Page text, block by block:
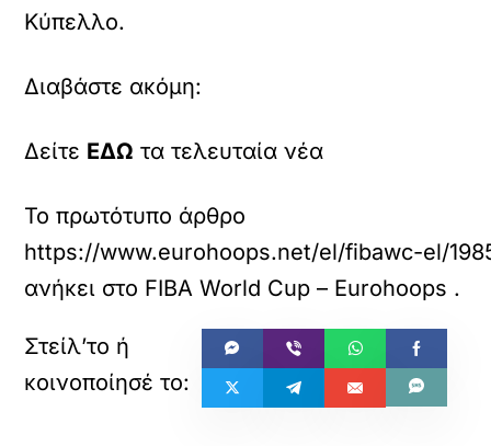
Κύπελλο.
Διαβάστε ακόμη:
Δείτε ΕΔΩ τα τελευταία νέα
Το πρωτότυπο άρθρο
https://www.eurohoops.net/el/fibawc-el/
ανήκει στο FIBA World Cup – Eurohoops .